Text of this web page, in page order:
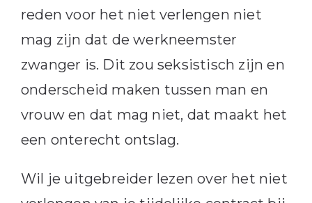
reden voor het niet verlengen niet
mag zijn dat de werkneemster
zwanger is. Dit zou seksistisch zijn en
onderscheid maken tussen man en
vrouw en dat mag niet, dat maakt het
een onterecht ontslag.
Wil je uitgebreider lezen over het niet